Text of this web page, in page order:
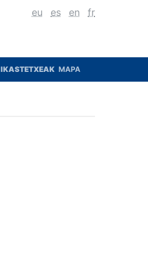
eu es en fr
IKASTETXEAK MAPA